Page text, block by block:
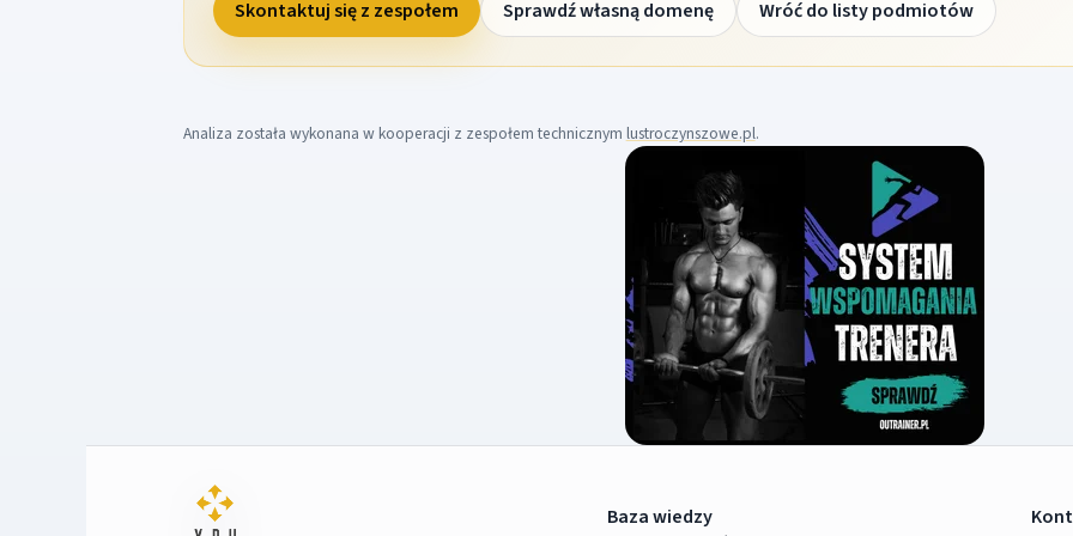
Skontaktuj się z zespołem Sprawdź własną domenę Wróć do listy podmiotów
Analiza została wykonana w kooperacji z zespołem technicznym lustroczynszowe.pl.
Baza wiedzy